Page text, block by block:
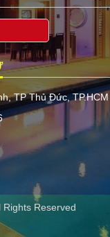
TP Thủ Đức, TP.HCM
Reserved